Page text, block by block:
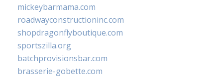
mickeybarmama.com
roadwayconstructioninc.com
shopdragonflyboutique.com
sportszilla.org
batchprovisionsbar.com
brasserie-gobette.com